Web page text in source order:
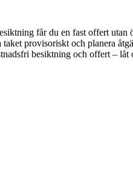
får du en fast offert utan
provisoriskt och planera
besiktning och offert – låt